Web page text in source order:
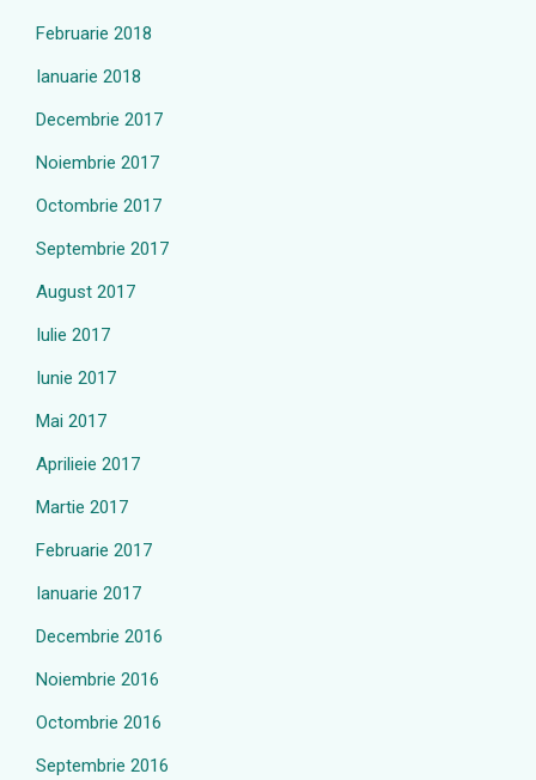
Februarie 2018
Ianuarie 2018
Decembrie 2017
Noiembrie 2017
Octombrie 2017
Septembrie 2017
August 2017
Iulie 2017
Iunie 2017
Mai 2017
Aprilieie 2017
Martie 2017
Februarie 2017
Ianuarie 2017
Decembrie 2016
Noiembrie 2016
Octombrie 2016
Septembrie 2016